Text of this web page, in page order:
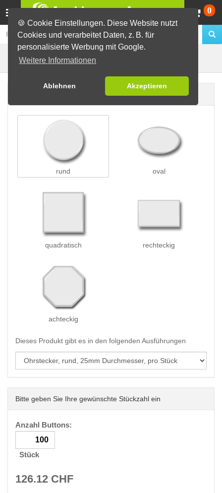
🍪 Cookie Einstellungen. Diese Website nutzt
Cookies und verarbeitet Daten, z. B. für
personalisierte Werbung mit Google.
Weitere Informationen
Ablehnen Akzeptieren
0
Buttons erstellen Ohrringe/Clips
rund oval
quadratisch rechteckig
achteckig
Dieses Produkt gibt es in den folgenden Ausführungen
Bitte geben Sie Ihre gewünschte Stückzahl ein
Anzahl Buttons:
Stück
126.12 CHF